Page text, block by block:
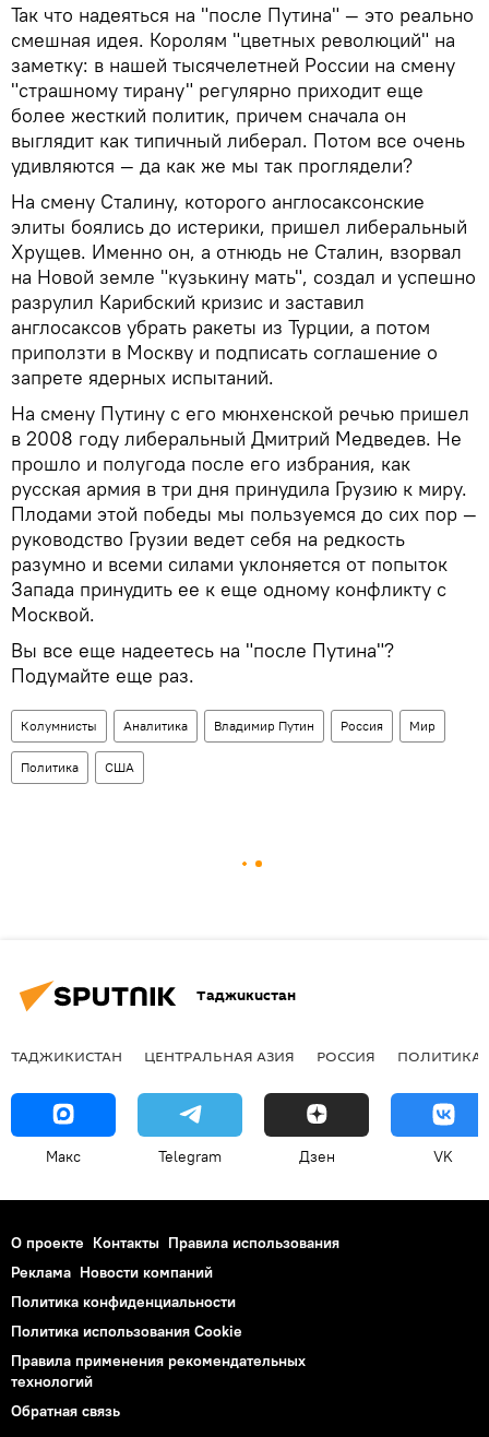
Так что надеяться на "после Путина" — это реально
смешная идея. Королям "цветных революций" на
заметку: в нашей тысячелетней России на смену
"страшному тирану" регулярно приходит еще
более жесткий политик, причем сначала он
выглядит как типичный либерал. Потом все очень
удивляются — да как же мы так проглядели?
На смену Сталину, которого англосаксонские
элиты боялись до истерики, пришел либеральный
Хрущев. Именно он, а отнюдь не Сталин, взорвал
на Новой земле "кузькину мать", создал и успешно
разрулил Карибский кризис и заставил
англосаксов убрать ракеты из Турции, а потом
приползти в Москву и подписать соглашение о
запрете ядерных испытаний.
На смену Путину с его мюнхенской речью пришел
в 2008 году либеральный Дмитрий Медведев. Не
прошло и полугода после его избрания, как
русская армия в три дня принудила Грузию к миру.
Плодами этой победы мы пользуемся до сих пор —
руководство Грузии ведет себя на редкость
разумно и всеми силами уклоняется от попыток
Запада принудить ее к еще одному конфликту с
Москвой.
Вы все еще надеетесь на "после Путина"?
Подумайте еще раз.
Колумнисты Аналитика Владимир Путин Россия Мир
Политика США
Таджикистан
ТАДЖИКИСТАН ЦЕНТРАЛЬНАЯ АЗИЯ РОССИЯ ПОЛИТИКА
Макс Telegram Дзен VK
О проекте Контакты Правила использования
Реклама Новости компаний
Политика конфиденциальности
Политика использования Cookie
Правила применения рекомендательных
технологий
Обратная связь